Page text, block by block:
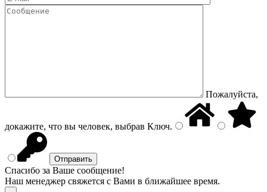
Пожалуйста,
докажите, что вы человек, выбрав Ключ.
Спасибо за Ваше сообщение!
Наш менеджер свяжется с Вами в ближайшее время.